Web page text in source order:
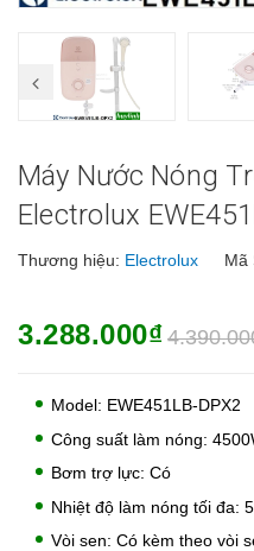
Máy Nước Nóng
Electrolux
Thương hiệu: Electrolux Mã
3.288.000₫
Model: EWE451LB-DPX2
Công suất làm nóng:
Bơm trợ lực: Có
Nhiệt độ làm nóng tối đa:
Vòi sen: Có kèm theo vòi